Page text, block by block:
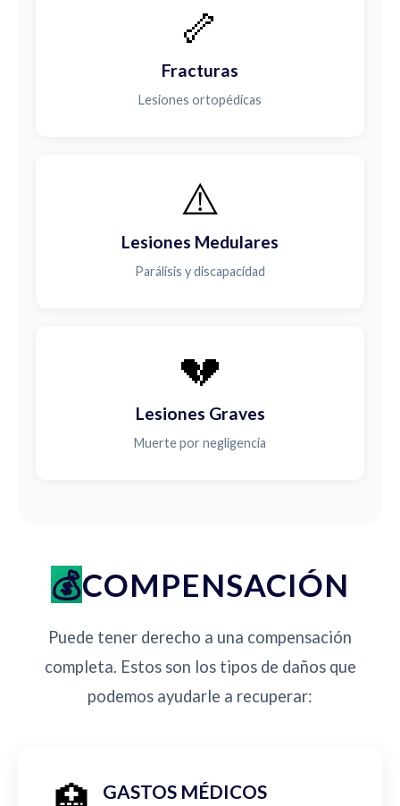
🦴
Fracturas
Lesiones ortopédicas
⚠️
Lesiones Medulares
Parálisis y discapacidad
💔
Lesiones Graves
Muerte por negligencia
COMPENSACIÓN
Puede tener derecho a una compensación
completa. Estos son los tipos de daños que
podemos ayudarle a recuperar:
GASTOS MÉDICOS